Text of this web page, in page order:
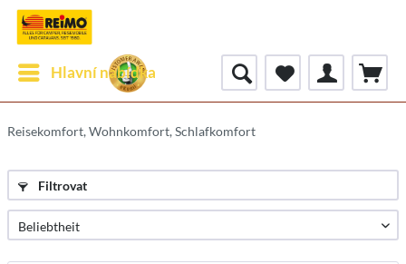
Hlavní nabídka
Reisekomfort, Wohnkomfort, Schlafkomfort
Filtrovat